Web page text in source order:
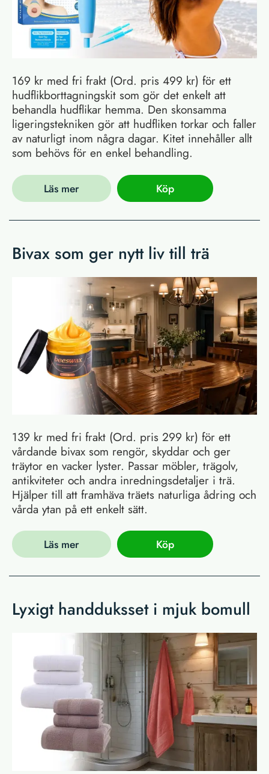
169 kr med fri frakt (Ord. pris 499 kr) för ett
hudflikborttagningskit som gör det enkelt att
behandla hudflikar hemma. Den skonsamma
ligeringstekniken gör att hudfliken torkar och faller
av naturligt inom några dagar. Kitet innehåller allt
som behövs för en enkel behandling.
Läs mer Köp
Bivax som ger nytt liv till trä
139 kr med fri frakt (Ord. pris 299 kr) för ett
vårdande bivax som rengör, skyddar och ger
träytor en vacker lyster. Passar möbler, trägolv,
antikviteter och andra inredningsdetaljer i trä.
Hjälper till att framhäva träets naturliga ådring och
vårda ytan på ett enkelt sätt.
Läs mer Köp
Lyxigt handduksset i mjuk bomull